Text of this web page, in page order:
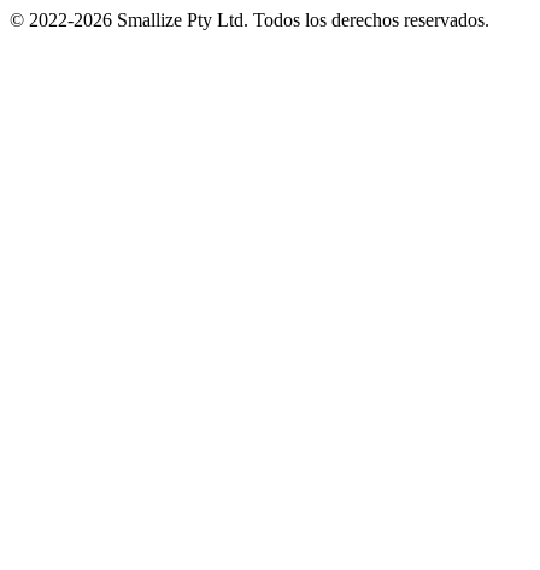
© 2022-2026 Smallize Pty Ltd. Todos los derechos reservados.